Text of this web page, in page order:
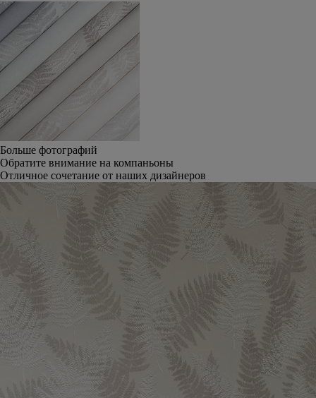
Больше фотографий
Обратите внимание на компаньоны
Отличное сочетание от наших дизайнеров